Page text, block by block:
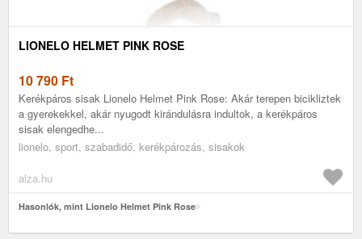
LIONELO HELMET PINK ROSE
10 790 Ft
Kerékpáros sisak Lionelo Helmet Pink Rose: Akár terepen bicikliztek
a gyerekekkel, akár nyugodt kirándulásra indultok, a kerékpáros
sisak elengedhe...
lionelo, sport, szabadidő, kerékpározás, sisakok
alza.hu
Hasonlók, mint Lionelo Helmet Pink Rose